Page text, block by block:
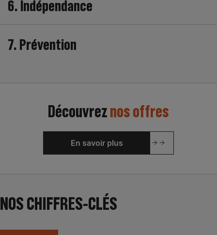
collaboratif et veille à l’intégration de toutes les
différences.
6. Indépendance
ses collaborateurs, qui fait de chacun un acteur de sa
réussite à travers l’actionnariat salarié
7. Prévention
Découvreznos offres
En savoir plus
NOS CHIFFRES-CLÉS